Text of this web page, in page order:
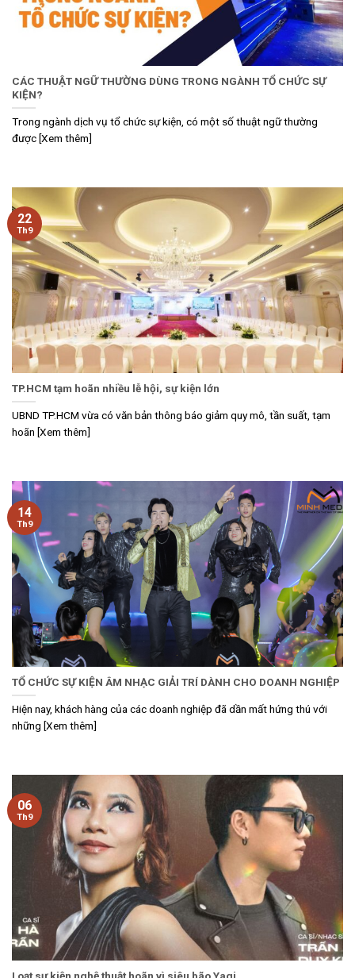
CÁC THUẬT NGỮ THƯỜNG DÙNG TRONG NGÀNH TỔ CHỨC SỰ
KIỆN?
Trong ngành dịch vụ tổ chức sự kiện, có một số thuật ngữ thường
được [Xem thêm]
TP.HCM tạm hoãn nhiều lễ hội, sự kiện lớn
UBND TP.HCM vừa có văn bản thông báo giảm quy mô, tần suất, tạm
hoãn [Xem thêm]
22
Th9
TỔ CHỨC SỰ KIỆN ÂM NHẠC GIẢI TRÍ DÀNH CHO DOANH NGHIỆP
Hiện nay, khách hàng của các doanh nghiệp đã dần mất hứng thú với
những [Xem thêm]
14
Th9
Loạt sự kiện nghệ thuật hoãn vì siêu bão Yagi
06
Th9